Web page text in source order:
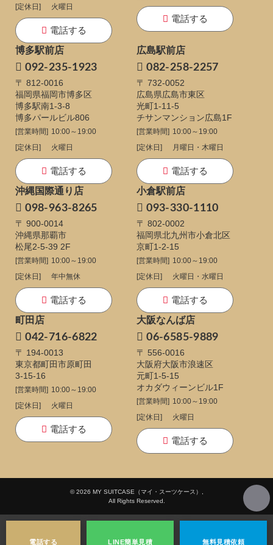
[定休日]
火曜日
電話する
電話する
博多駅前店
092-235-1923
〒 812-0016
福岡県福岡市博多区
博多駅南1-3-8
博多パールビル806
[営業時間] 10:00～19:00
[定休日]
火曜日
電話する
広島駅前店
082-258-2257
〒 732-0052
広島県広島市東区
光町1-11-5
チサンマンション広島1F
[営業時間] 10:00～19:00
[定休日]
月曜日・木曜日
電話する
沖縄国際通り店
098-963-8265
〒 900-0014
沖縄県那覇市
松尾2-5-39 2F
[営業時間] 10:00～19:00
[定休日]
年中無休
電話する
小倉駅前店
093-330-1110
〒 802-0002
福岡県北九州市小倉北区
京町1-2-15
[営業時間] 10:00～19:00
[定休日]
火曜日・水曜日
電話する
町田店
042-716-6822
〒 194-0013
東京都町田市原町田
3-15-16
[営業時間] 10:00～19:00
[定休日]
火曜日
電話する
大阪なんば店
06-6585-9889
〒 556-0016
大阪府大阪市浪速区
元町1-5-15
オカダウィーンビル1F
[営業時間] 10:00～19:00
[定休日]
火曜日
電話する
電話する LINE簡単見積 無料見積依頼
© 2026 MY SUITCASE（マイ・スーツケース）,
All Rights Reserved.